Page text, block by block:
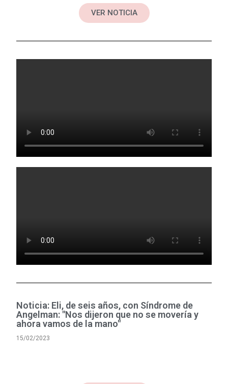
VER NOTICIA
Noticia: Eli, de seis años, con Síndrome de
Angelman: "Nos dijeron que no se movería y
ahora vamos de la mano"
15/02/2023